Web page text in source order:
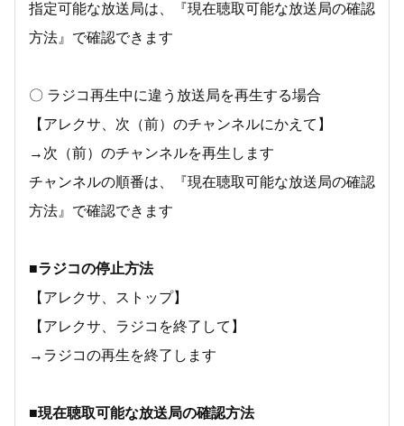
指定可能な放送局は、『現在聴取可能な放送局の確認
方法』で確認できます
〇 ラジコ再生中に違う放送局を再生する場合
【アレクサ、次（前）のチャンネルにかえて】
→次（前）のチャンネルを再生します
チャンネルの順番は、『現在聴取可能な放送局の確認
方法』で確認できます
■ラジコの停止方法
【アレクサ、ストップ】
【アレクサ、ラジコを終了して】
→ラジコの再生を終了します
■現在聴取可能な放送局の確認方法